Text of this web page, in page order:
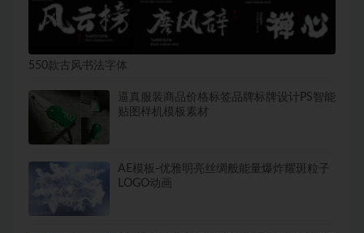
550款古风书法字体
逼真服装商品价格标签品牌标牌设计PS智能
贴图样机模板素材
AE模板-优雅明亮丝绸般能量爆炸耀斑粒子
LOGO动画